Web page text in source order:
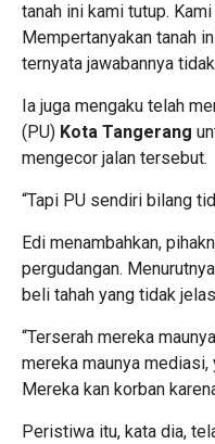
tanah ini kami tutup.
Mempertanyakan tanah
ternyata jawabannya
Ia juga mengaku telah
(PU) Kota Tangerang
mengecor jalan tersebut.
“Tapi PU sendiri bilang
Edi menambahkan,
pergudangan.
beli tahah yang tidak
“Terserah mereka
mereka maunya
Mereka kan korban
Peristiwa itu, kata dia,